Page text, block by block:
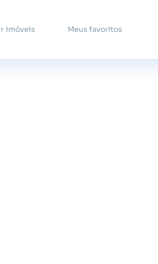
imóveis Meus favoritos